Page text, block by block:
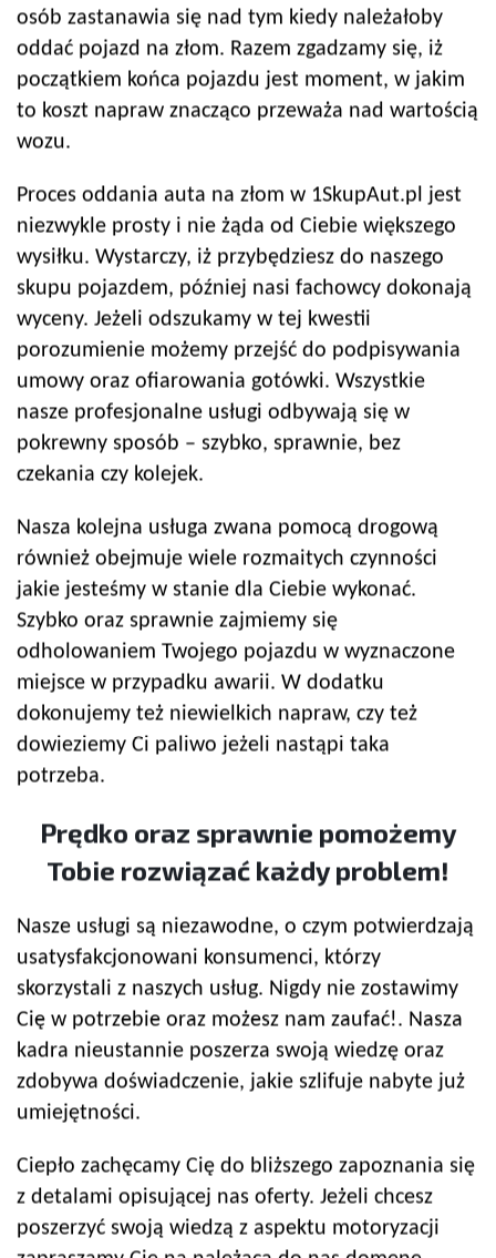
osób zastanawia się nad tym kiedy należałoby
oddać pojazd na złom. Razem zgadzamy się, iż
początkiem końca pojazdu jest moment, w jakim
to koszt napraw znacząco przeważa nad wartością
wozu.
Proces oddania auta na złom w 1SkupAut.pl jest
niezwykle prosty i nie żąda od Ciebie większego
wysiłku. Wystarczy, iż przybędziesz do naszego
skupu pojazdem, później nasi fachowcy dokonają
wyceny. Jeżeli odszukamy w tej kwestii
porozumienie możemy przejść do podpisywania
umowy oraz ofiarowania gotówki. Wszystkie
nasze profesjonalne usługi odbywają się w
pokrewny sposób – szybko, sprawnie, bez
czekania czy kolejek.
Nasza kolejna usługa zwana pomocą drogową
również obejmuje wiele rozmaitych czynności
jakie jesteśmy w stanie dla Ciebie wykonać.
Szybko oraz sprawnie zajmiemy się
odholowaniem Twojego pojazdu w wyznaczone
miejsce w przypadku awarii. W dodatku
dokonujemy też niewielkich napraw, czy też
dowieziemy Ci paliwo jeżeli nastąpi taka
potrzeba.
Prędko oraz sprawnie pomożemy
Tobie rozwiązać każdy problem!
Nasze usługi są niezawodne, o czym potwierdzają
usatysfakcjonowani konsumenci, którzy
skorzystali z naszych usług. Nigdy nie zostawimy
Cię w potrzebie oraz możesz nam zaufać!. Nasza
kadra nieustannie poszerza swoją wiedzę oraz
zdobywa doświadczenie, jakie szlifuje nabyte już
umiejętności.
Ciepło zachęcamy Cię do bliższego zapoznania się
z detalami opisującej nas oferty. Jeżeli chcesz
poszerzyć swoją wiedzą z aspektu motoryzacji